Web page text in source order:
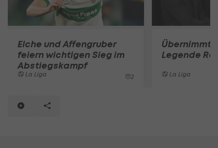
Elche und Affengruber
feiern wichtigen Sieg im
Abstiegskampf
La Liga 2
Übernimmt
Legende
La Liga